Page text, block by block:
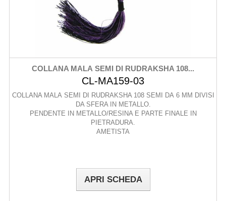
COLLANA MALA SEMI DI RUDRAKSHA 108...
CL-MA159-03
COLLANA MALA SEMI DI RUDRAKSHA 108 SEMI DA 6 MM DIVISI
DA SFERA IN METALLO.
PENDENTE IN METALLO/RESINA E PARTE FINALE IN
PIETRADURA.
AMETISTA
APRI SCHEDA